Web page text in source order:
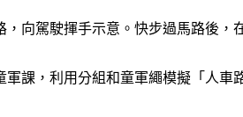
向駕駛揮手示意。快步過馬路後，
課，利用分組和童軍繩模擬「人車